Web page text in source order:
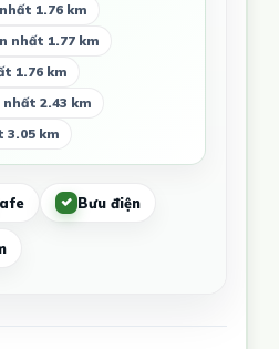
1.76 km
nhất 1.77 km
1.76 km
nhất 2.43 km
3.05 km
Bưu điện